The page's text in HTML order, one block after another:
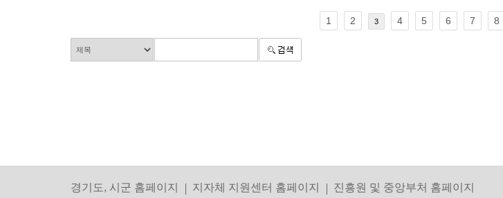
1 2 3 4 5 6 7 8
경기도, 시군 홈페이지 지자체 지원센터 홈페이지 진흥원 및 중앙부처 홈페이지